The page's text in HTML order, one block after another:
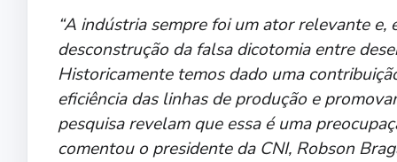
“A indústria sempre foi um ator relevante
desconstrução da falsa dicotomia entre
Historicamente temos dado uma
eficiência das linhas de produção e
pesquisa revelam que essa é uma
comentou o presidente da CNI, Robson